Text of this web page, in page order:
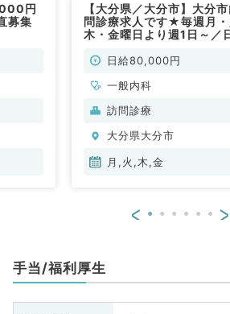
円
募集
【大分県／大分市】大分
問診療求人です★毎週月・
木・金曜日より週1日～／
内科／非常勤）
日給80,000円
一般内科
訪問診療
大分県大分市
月,火,木,金
< >
手当/福利厚生